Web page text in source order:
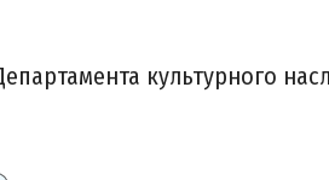
культурного